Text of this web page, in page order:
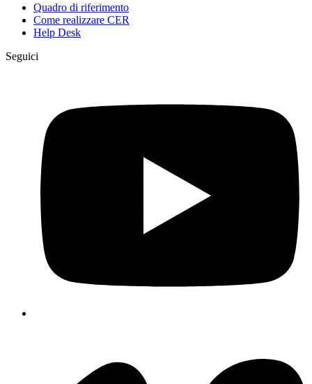
Quadro di riferimento
Come realizzare CER
Help Desk
Seguici